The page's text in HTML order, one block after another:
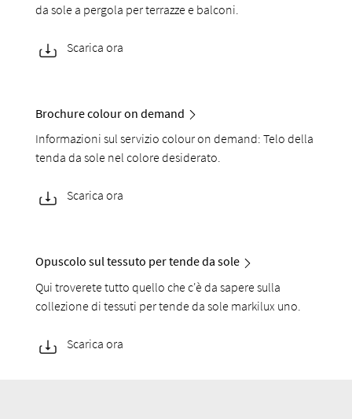
da sole a pergola per terrazze e balconi.
Scarica ora
Brochure colour on demand
Informazioni sul servizio colour on demand: Telo della
tenda da sole nel colore desiderato.
Scarica ora
Opuscolo sul tessuto per tende da sole
Qui troverete tutto quello che c'è da sapere sulla
collezione di tessuti per tende da sole markilux uno.
Scarica ora